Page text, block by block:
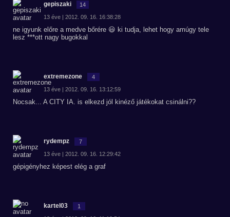
gepiszaki 14
13 éve | 2012. 09. 16. 16:38:28
ne igyunk előre a medve bőrére 😃 ki tudja, lehet hogy amúgy tele
lesz ***ott nagy bugokkal
extremezone 4
13 éve | 2012. 09. 16. 13:12:59
Nocsak... A CITY IA. is elkezd jól kinéző játékokat csinálni??
rydempz 7
13 éve | 2012. 09. 16. 12:29:42
gépigényhez képest elég a graf
kartel03 1